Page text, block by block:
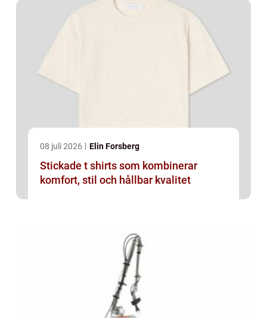
08 juli 2026 Elin Forsberg
Stickade t shirts som kombinerar
komfort, stil och hållbar kvalitet